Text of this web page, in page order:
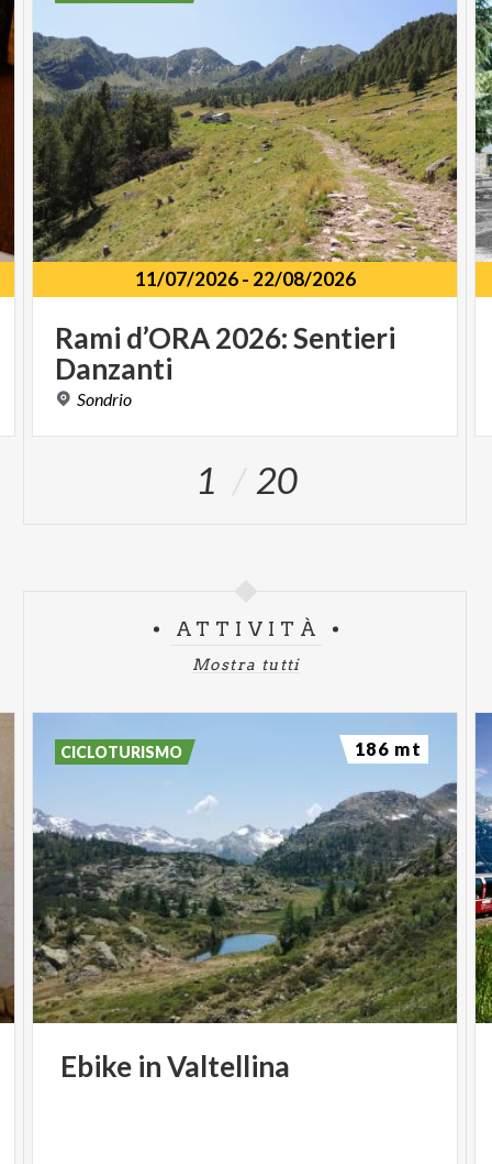
11/07/2026- 22/08/2026
Rami d’ORA2026:Sentieri
Danzanti
Sondrio
1 20
ATTIVITÀ
Mostra tutti
Ebike inValtellina
CICLOTURISMO 186 mt